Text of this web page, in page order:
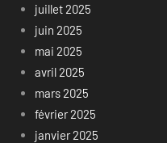
juillet 2025
juin 2025
mai 2025
avril 2025
mars 2025
février 2025
janvier 2025